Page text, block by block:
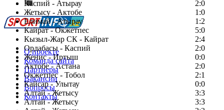
Каспий - Атырау
2:0
Жетысу - Актобе
1:0
Елимай - Атырау
1:2
Кайрат - Окжетпес
5:0
Кызыл-Жар СК - Кайрат
2:4
Ордабасы - Каспий
2:0
Женис - Иртыш
0:0
Актобе - Астана
2:0
Окжетпес - Тобол
2:1
Кайсар - Улытау
0:0
Алтай - Жетысу
3:3
Алтай - Жетысу
3:3
Перейти на старый сайт
О проекте
Команда сайта
Партнеры
Вакансии
Вопросы
Контакты